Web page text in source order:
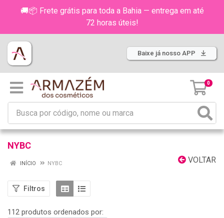
🚚📦 Frete grátis para toda a Bahia — entrega em até
72 horas úteis!
Baixe já nosso APP
0
NYBC
VOLTAR
INÍCIO NYBC
Filtros
112 produtos ordenados por: